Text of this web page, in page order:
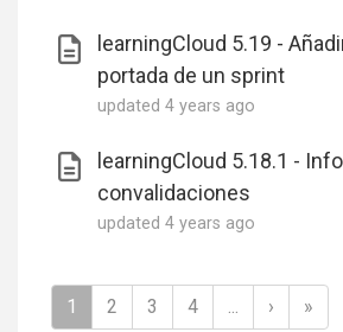
learningCloud 5.19 -
portada de un sprint
updated4 years ago
learningCloud 5.18.1 -
convalidaciones
updated4 years ago
1 2 3 4 ... › »